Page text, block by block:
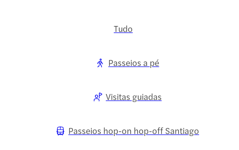
Tudo
Passeios a pé
Visitas guiadas
Passeios hop-on hop-off Santiago